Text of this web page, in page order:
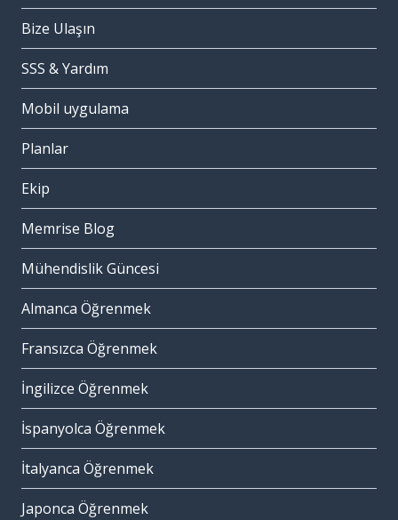
Bize Ulaşın
SSS & Yardım
Mobil uygulama
Planlar
Ekip
Memrise Blog
Mühendislik Güncesi
Almanca Öğrenmek
Fransızca Öğrenmek
İngilizce Öğrenmek
İspanyolca Öğrenmek
İtalyanca Öğrenmek
Japonca Öğrenmek